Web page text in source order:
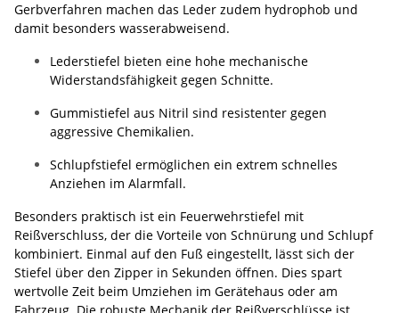
Gerbverfahren machen das Leder zudem hydrophob und
damit besonders wasserabweisend.
Lederstiefel bieten eine hohe mechanische
Widerstandsfähigkeit gegen Schnitte.
Gummistiefel aus Nitril sind resistenter gegen
aggressive Chemikalien.
Schlupfstiefel ermöglichen ein extrem schnelles
Anziehen im Alarmfall.
Besonders praktisch ist ein Feuerwehrstiefel mit
Reißverschluss, der die Vorteile von Schnürung und Schlupf
kombiniert. Einmal auf den Fuß eingestellt, lässt sich der
Stiefel über den Zipper in Sekunden öffnen. Dies spart
wertvolle Zeit beim Umziehen im Gerätehaus oder am